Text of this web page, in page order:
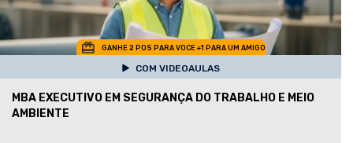
GANHE 2 POS PARA VOCE +1 PARA UM AMIGO
COM VIDEOAULAS
MBA EXECUTIVO EM SEGURANÇA DO TRABALHO E MEIO
AMBIENTE